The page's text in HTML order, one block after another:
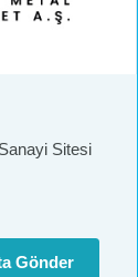
Sitesi
Gönder